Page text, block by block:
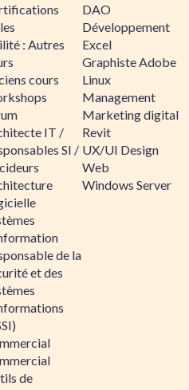
: Autres
cours
IT /
SI /
de la
et des
de
DAO
Développement
Excel
Graphiste Adobe
Linux
Management
Marketing digital
Revit
UX/UI Design
Web
Windows Server